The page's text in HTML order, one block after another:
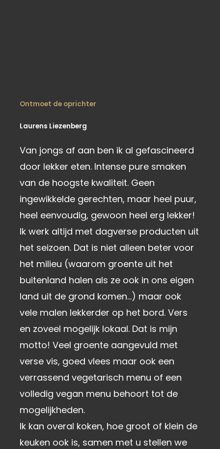
Ontmoet de oprichter
Laurens Liezenberg
Van jongs af aan ben ik al gefascineerd
door lekker eten. Intense pure smaken
van de hoogste kwaliteit. Geen
ingewikkelde gerechten, maar heel puur,
heel eenvoudig, gewoon heel erg lekker!
Ik werk altijd met dagverse producten uit
het seizoen. Dat is niet alleen beter voor
het milieu (waarom groente uit het
buitenland halen als ze ook in ons eigen
land uit de grond komen…) maar ook
vele malen lekkerder op het bord. Vers
en zoveel mogelijk lokaal. Dat is mijn
motto! Veel groente aangevuld met
verse vis, goed vlees maar ook een
verrassend vegetarisch menu of een
volledig vegan menu behoort tot de
mogelijkheden.
Ik kan overal koken, hoe groot of klein de
keuken ook is, samen met u stellen we